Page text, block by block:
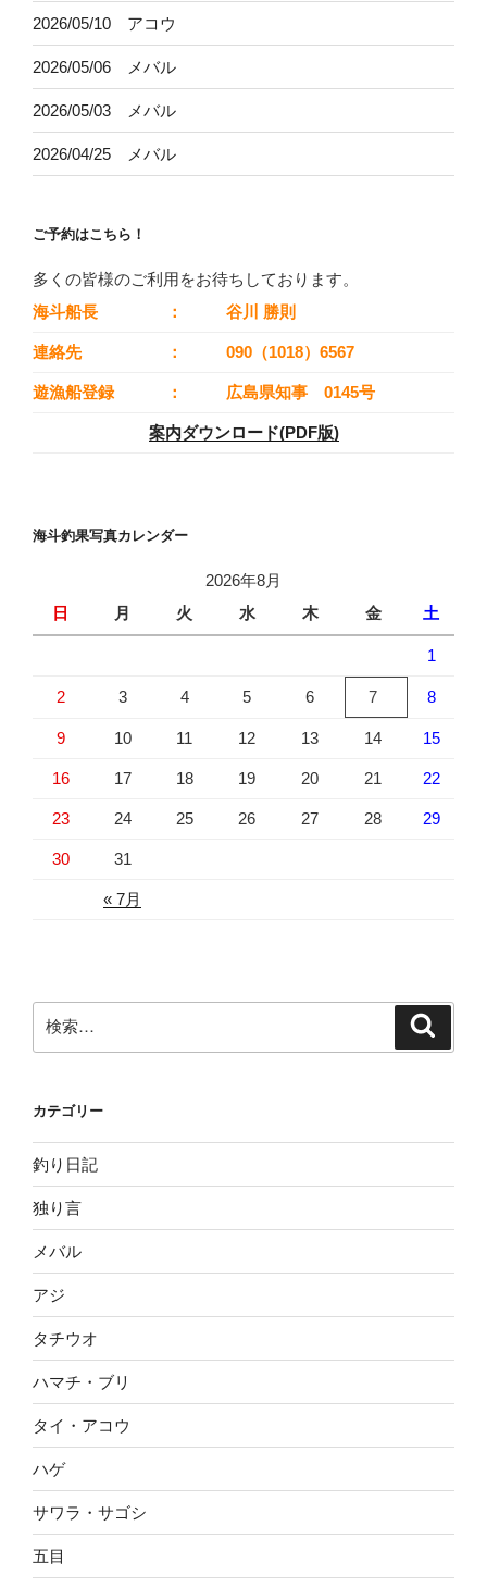
2026/05/10 アコウ
2026/05/06 メバル
2026/05/03 メバル
2026/04/25 メバル
ご予約はこちら！
多くの皆様のご利用をお待ちしております。
海斗船長
： 谷川 勝則
連絡先 ： 090（1018）6567
遊漁船登録 ： 広島県知事 0145号
案内ダウンロード(PDF版)
海斗釣果写真カレンダー
2026年8月
日
月 火 水 木 金 土
« 7月
1
2 3 4 5 6 7 8
9 10 11 12 13 14 15
16 17 18 19 20 21 22
23 24 25 26 27 28 29
30 31
検
索:
カテゴリー
釣り日記
独り言
メバル
アジ
タチウオ
ハマチ・ブリ
タイ・アコウ
ハゲ
サワラ・サゴシ
五目